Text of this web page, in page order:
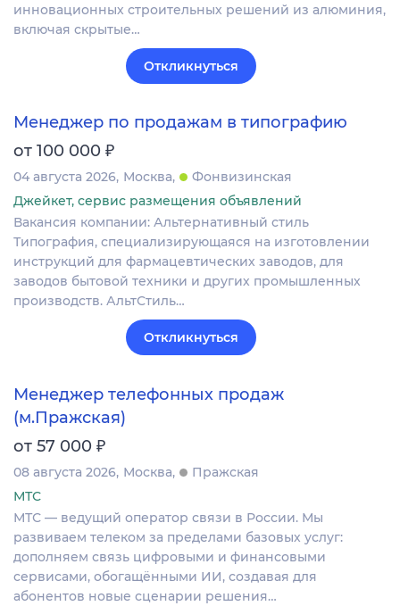
инновационных строительных решений из алюминия,
включая скрытые…
Откликнуться
Менеджер по продажам в типографию
от 100 000 ₽
04 августа 2026 Москва
Фонвизинская
Джейкет, сервис размещения объявлений
Вакансия компании: Альтернативный стиль
Типография, специализирующаяся на изготовлении
инструкций для фармацевтических заводов, для
заводов бытовой техники и других промышленных
производств. АльтСтиль…
Откликнуться
Менеджер телефонных продаж
(м.Пражская)
от 57 000 ₽
08 августа 2026 Москва
Пражская
МТС
МТС — ведущий оператор связи в России. Мы
развиваем телеком за пределами базовых услуг:
дополняем связь цифровыми и финансовыми
сервисами, обогащёнными ИИ, создавая для
абонентов новые сценарии решения…